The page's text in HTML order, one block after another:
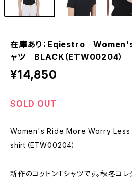
在庫あり：Eqiestro
ャツ BLACK（ETW00204）
¥14,850
SOLD OUT
Women's Ride More Worry
shirt（ETW00204）
新作のコットンTシャツです。秋冬コ